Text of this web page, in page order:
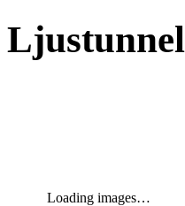
Ljustunnel
Loading images…